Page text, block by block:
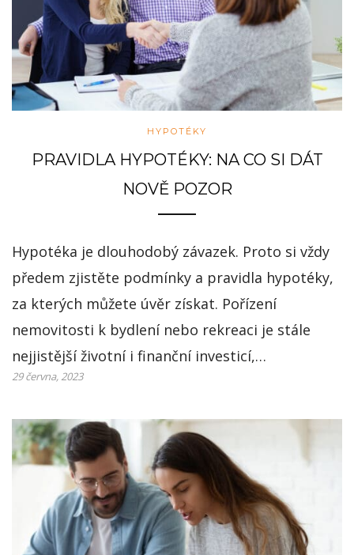
HYPOTÉKY
PRAVIDLA HYPOTÉKY: NA CO SI DÁT
NOVĚ POZOR
Hypotéka je dlouhodobý závazek. Proto si vždy
předem zjistěte podmínky a pravidla hypotéky,
za kterých můžete úvěr získat. Pořízení
nemovitosti k bydlení nebo rekreaci je stále
nejjistější životní i finanční investicí,…
29 června, 2023